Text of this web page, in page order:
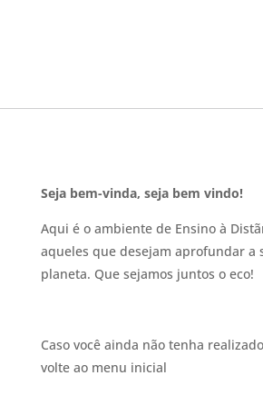
Seja bem-vinda, seja bem vindo!
Aqui é o ambiente de Ensino à
aqueles que desejam aprofundar a
planeta. Que sejamos juntos o eco!
Caso você ainda não tenha
volte ao menu inicial